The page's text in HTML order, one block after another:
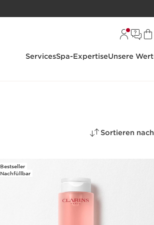
ServicesSpa-ExpertiseUnsere
Sortieren nach
Bestseller
Nachfüllbar